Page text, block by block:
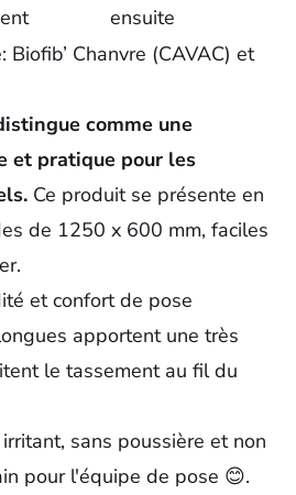
ensuite
Biofib’ Chanvre (CAVAC) et
comme une
et pratique pour les
Ce produit se présente en
de 1250 x 600 mm, faciles
et confort de pose
apportent une très
le tassement au fil du
sans poussière et non
pour l'équipe de pose 😊.